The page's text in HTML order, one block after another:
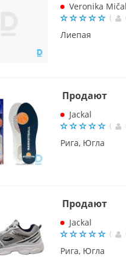
Veronika
(
Лиепая
Продают
Jackal
(
Рига, Югла
Продают
Jackal
(
Рига, Югла